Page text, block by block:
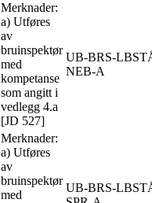
Merknader:
a) Utføres
av
bruinspektør
med
kompetanse
som angitt i
vedlegg 4.a
[JD 527]
UB-BRS-
NEB-A
Merknader:
a) Utføres
av
bruinspektør
med
UB-BRS-